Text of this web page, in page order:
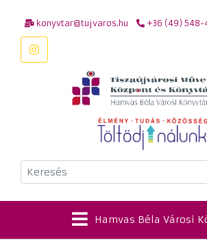
konyvtar@tujvaros.hu +36 (49) 548-
Keresés
Hamvas Béla Városi